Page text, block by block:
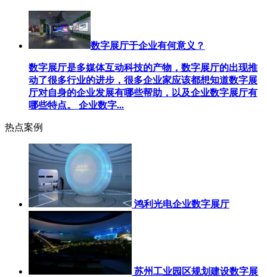
数字展厅于企业有何意义？
数字展厅是多媒体互动科技的产物，数字展厅的出现推
动了很多行业的进步，很多企业家应该都想知道数字展
厅对自身的企业发展有哪些帮助，以及企业数字展厅有
哪些特点。 企业数字...
热点案例
鸿利光电企业数字展厅
苏州工业园区规划建设数字展